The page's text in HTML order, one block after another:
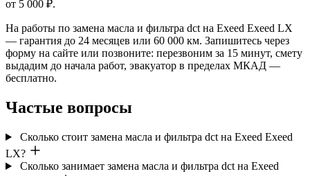
от 5 000 ₽.
На работы по замена масла и фильтра dct на Exeed Exeed LX
— гарантия до 24 месяцев или 60 000 км. Запишитесь через
форму на сайте или позвоните: перезвоним за 15 минут, смету
выдадим до начала работ, эвакуатор в пределах МКАД —
бесплатно.
Частые вопросы
Сколько стоит замена масла и фильтра dct на Exeed Exeed
LX?
Сколько занимает замена масла и фильтра dct на Exeed